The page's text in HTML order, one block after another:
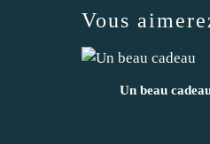
Vous
Un beau